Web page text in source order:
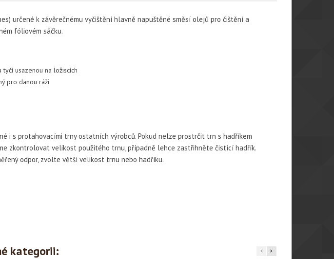
určené k závěrečnému vyčištění hlavně napuštěné směsí olejů pro čištění a
fóliovém sáčku.
usazenou na ložiscích
pro danou ráži
i s protahovacími trny ostatních výrobců. Pokud nelze prostrčit trn s hadříkem
zkontrolovat velikost použitého trnu, případně lehce zastřihněte čistící hadřík.
odpor, zvolte větší velikost trnu nebo hadříku.
kategorii: